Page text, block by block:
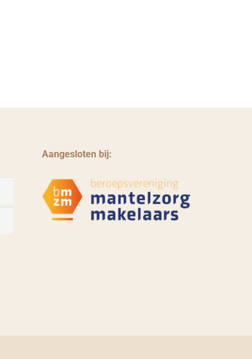
Aangesloten bij: